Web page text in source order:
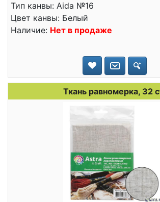
Тип канвы: Aida №16
Цвет канвы: Белый
Наличие: Нет в продаже
Ткань равномерка, 32